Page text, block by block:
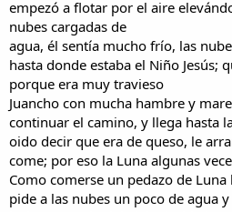
empezó a flotar por el aire
nubes cargadas de
agua, él sentía mucho frío, las
hasta donde estaba el Niño Jesús;
porque era muy travieso
Juancho con mucha hambre y
continuar el camino, y llega hasta
oido decir que era de queso, le
come; por eso la Luna algunas
Como comerse un pedazo de
pide a las nubes un poco de agua